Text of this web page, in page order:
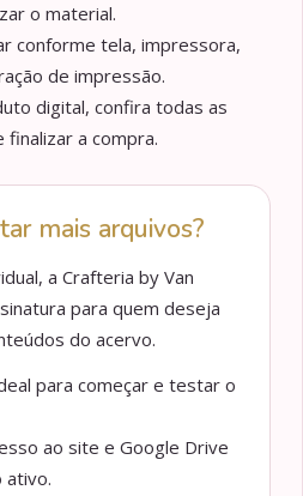
o material.
conforme tela, impressora,
de impressão.
digital, confira todas as
a compra.
mais arquivos?
a Crafteria by Van
para quem deseja
do acervo.
para começar e testar o
ao site e Google Drive
ativo.